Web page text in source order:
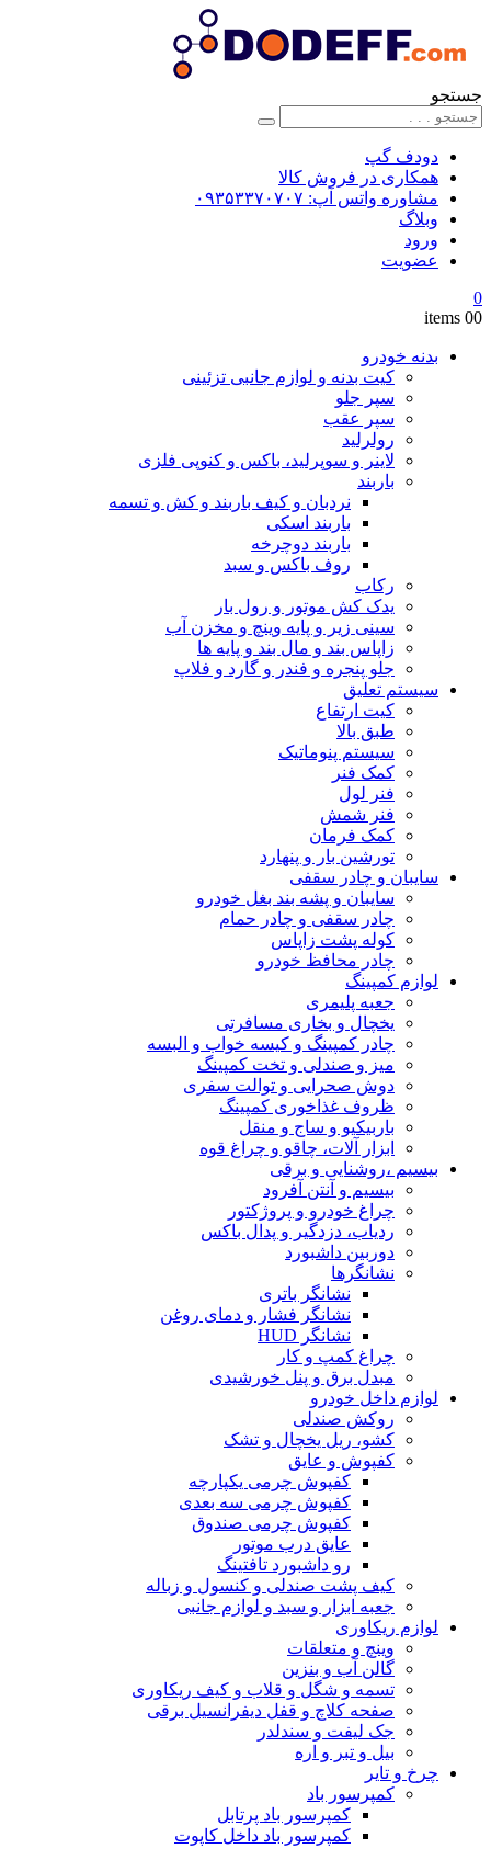
جستجو
دودف گپ
همکاری در فروش کالا
مشاوره واتس آپ: ۰۹۳۵۳۳۷۰۷۰۷
وبلاگ
ورود
عضویت
0
00 items
بدنه خودرو
کیت بدنه و لوازم جانبی تزئینی
سپر جلو
سپر عقب
رولرلید
لاینر و سوپرلید، باکس و کنوپی فلزی
باربند
نردبان و کیف باربند و کش و تسمه
باربند اسکی
باربند دوچرخه
روف باکس و سبد
رکاب
یدک کش موتور و رول بار
سینی زیر و پایه وینچ و مخزن آب
زاپاس بند و مال بند و پایه ها
جلو پنجره و فندر و گارد و فلاپ
سیستم تعلیق
کیت ارتفاع
طبق بالا
سیستم پنوماتیک
کمک فنر
فنر لول
فنر شمش
کمک فرمان
تورشین بار و پنهارد
سایبان و چادر سقفی
سایبان و پشه بند بغل خودرو
چادر سقفی و چادر حمام
کوله پشت زاپاس
چادر محافظ خودرو
لوازم کمپینگ
جعبه پلیمری
یخچال و بخاری مسافرتی
چادر کمپینگ و کیسه خواب و البسه
میز و صندلی و تخت کمپینگ
دوش صحرایی و توالت سفری
ظروف غذاخوری کمپینگ
باربیکیو و ساج و منقل
ابزار آلات، چاقو و چراغ قوه
بیسیم ،روشنایی و برقی
بیسیم و آنتن آفرود
چراغ خودرو و پروژکتور
ردیاب، دزدگیر و پدال باکس
دوربین داشبورد
نشانگرها
نشانگر باتری
نشانگر فشار و دمای روغن
نشانگر HUD
چراغ کمپ و کار
مبدل برق و پنل خورشیدی
لوازم داخل خودرو
روکش صندلی
کشو، ریل یخچال و تشک
کفپوش و عایق
کفپوش چرمی یکپارچه
کفپوش چرمی سه بعدی
کفپوش چرمی صندوق
عایق درب موتور
رو داشبورد تافتینگ
کیف پشت صندلی و کنسول و زباله
جعبه ابزار و سبد و لوازم جانبی
لوازم ریکاوری
وینچ و متعلقات
گالن آب و بنزین
تسمه و شگل و قلاب و کیف ریکاوری
صفحه کلاچ و قفل دیفرانسیل برقی
جک لیفت و سندلدر
بیل و تبر و اره
چرخ و تایر
کمپرسور باد
کمپرسور باد پرتابل
کمپرسور باد داخل کاپوت